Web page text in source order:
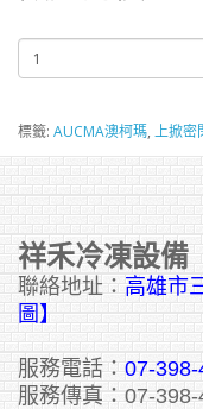
標籤: AUCMA澳柯瑪, 上掀密
祥禾冷凍設
聯絡地址： 高雄市
圖】
服務電話： 07-398-
服務傳真：07-